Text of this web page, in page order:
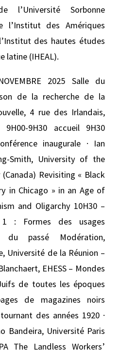
l’Université Sorbonne
l’Institut des Amériques
des hautes études
latine (IHEAL).
2025 Salle du
de la recherche de la
4 rue des Irlandais,
9H00-9H30 accueil 9H30
inaugurale · Ian
Smith, University of the
(Canada) Revisiting « Black
in Chicago » in an Age of
and Oligarchy 10H30 –
1 : Formes des usages
du passé Modération,
Université de la Réunion –
EHESS – Mondes
de toutes les époques
de magazines noirs
des années 1920 ·
Bandeira, Université Paris
The Landless Workers’